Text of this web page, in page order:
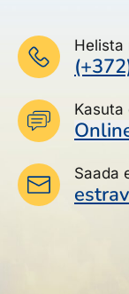
Airalo eSIM
Reisija
Platinum
Ettevõttest,
tööle, uudised...
Ettevõttest
Kontaktid
Tule tööle
Helista
Kasuta
Saada